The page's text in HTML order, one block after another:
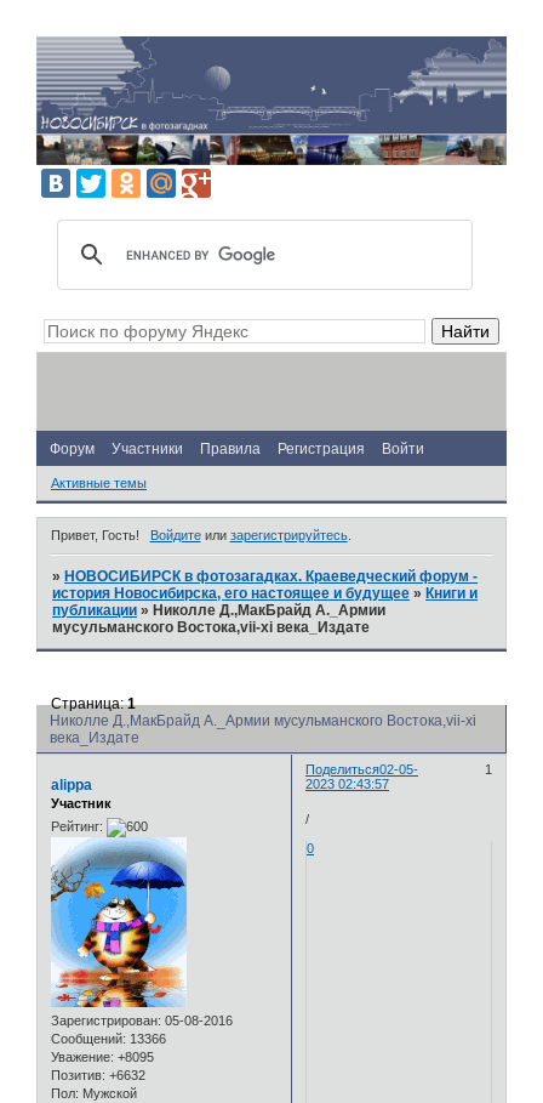
Форум Участники Правила Регистрация Войти
Активные темы
Привет, Гость! Войдитеили зарегистрируйтесь.
» НОВОСИБИРСК в фотозагадках. Краеведческий форум -
история Новосибирска, его настоящее и будущее » Книги и
публикации » Николле Д.,МакБрайд А._Армии
мусульманского Востока,vii-xi века_Издате
Николле Д.,МакБрайд А._Армии мусульманского Востока,vii-xi
века_Издате
Страница:1
Поделиться 1
02-05-
2023 02:43:57
alippa
Участник
Рейтинг:
Зарегистрирован: 05-08-2016
Сообщений: 13366
Уважение: +8095
Позитив: +6632
Пол: Мужской
/
0